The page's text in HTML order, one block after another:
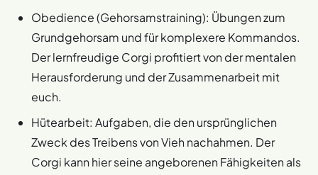
Corgigenügend Aktivitätim Freien bekommt.
Obedience (Gehorsamstraining): Übungen zum
Grundgehorsam und für komplexere Kommandos.
Der lernfreudige Corgi profitiert von der mentalen
Herausforderung und der Zusammenarbeit mit
euch.
Hütearbeit: Aufgaben, die den ursprünglichen
Zweck des Treibens von Vieh nachahmen. Der
Corgi kann hier seine angeborenen Fähigkeiten als